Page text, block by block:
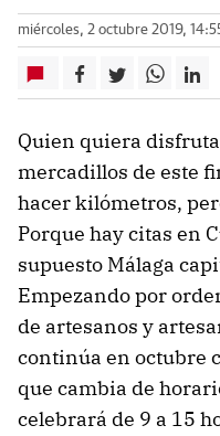
miércoles, 2 octubre 2019,
Quien quiera
mercadillos de este
hacer kilómetros,
Porque hay citas en
supuesto Málaga
Empezando por
de artesanos y
continúa en octubre
que cambia de
celebrará de 9 a 15